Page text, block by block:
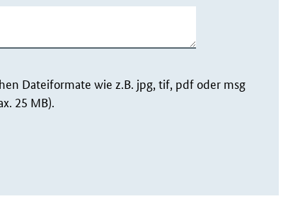
Dateiformate wie z.B. jpg, tif, pdf oder msg
25 MB).